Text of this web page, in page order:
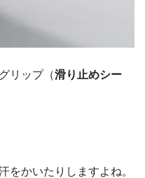
リップ（滑り止めシー
をかいたりしますよね。